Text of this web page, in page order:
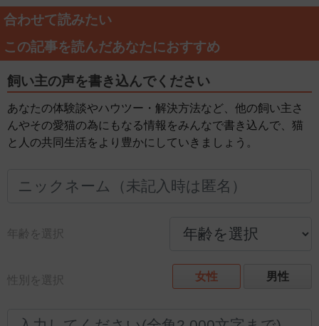
合わせて読みたい
この記事を読んだあなたにおすすめ
飼い主の声を書き込んでください
あなたの体験談やハウツー・解決方法など、他の飼い主さ
んやその愛猫の為にもなる情報をみんなで書き込んで、猫
と人の共同生活をより豊かにしていきましょう。
年齢を選択
性別を選択 女性 男性